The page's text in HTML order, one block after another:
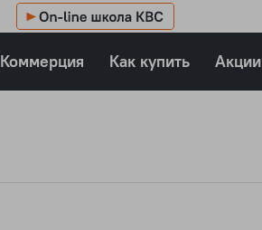
Коммерция Как купить Акции